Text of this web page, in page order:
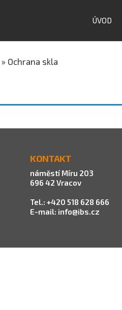
ÚVOD
» Ochrana skla
KONTAKT
náměstí Míru 203
696 42 Vracov
Tel.: +420 518 628 666
E-mail: info@ibs.cz